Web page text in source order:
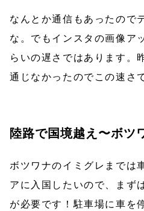
なんとか通信もあったので
な。でもインスタの画像ア
らいの遅さではあります。
通じなかったのでこの速さ
陸路で国境越え〜ボツ
ボツワナのイミグレまでは
アに入国したいので、まず
が必要です！駐車場に車を